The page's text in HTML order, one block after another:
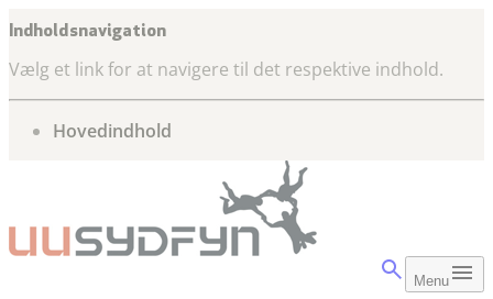
Indholdsnavigation
Vælg et link for at navigere til det respektive indhold.
gå til
Hovedindhold
Menu